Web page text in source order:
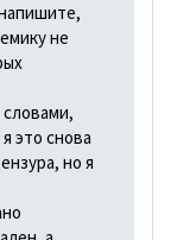
не
это снова
но я